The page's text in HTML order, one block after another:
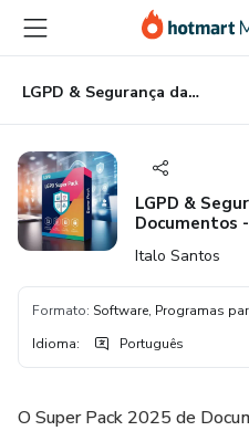
para
conteúdo
principal
para
pagamento
para
rodapé
LGPD & Segurança da Informação Documentos - Super Pack 2025
LGPD &
Documentos
Italo Santos
Formato: Software, Programas
Idioma: Português
O Super Pack 2025 de